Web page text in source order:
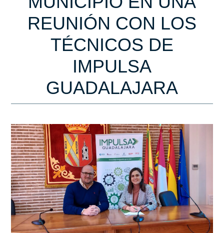
REUNIÓN CON LOS
TÉCNICOS DE
IMPULSA
GUADALAJARA